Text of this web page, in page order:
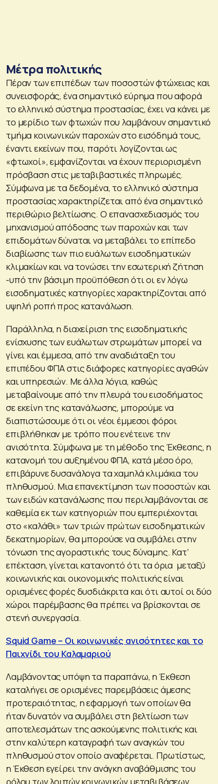
Μέτρα πολιτικής
Πέραν των επιπέδων των ποσοστών φτώχειας και
συνεισφοράς, ένα σημαντικό εύρημα που αφορά
το ελληνικό σύστημα προστασίας, έχει να κάνει με
το μερίδιο των φτωχών που λαμβάνουν σημαντικό
τμήμα κοινωνικών παροχών στο εισόδημά τους,
έναντι εκείνων που, παρότι λογίζονται ως
«φτωχοί», εμφανίζονται να έχουν περιορισμένη
πρόσβαση στις μεταβιβαστικές πληρωμές.
Σύμφωνα με τα δεδομένα, το ελληνικό σύστημα
προστασίας χαρακτηρίζεται από ένα σημαντικό
περιθώριο βελτίωσης. Ο επανασχεδιασμός του
μηχανισμού απόδοσης των παροχών και των
επιδομάτων δύναται να μεταβάλει το επίπεδο
διαβίωσης των πιο ευάλωτων εισοδηματικών
κλιμακίων και να τονώσει την εσωτερική ζήτηση
-υπό την βάσιμη προϋπόθεση ότι οι εν λόγω
εισοδηματικές κατηγορίες χαρακτηρίζονται από
υψηλή ροπή προς κατανάλωση.
Παράλληλα, η διαχείριση της εισοδηματικής
ενίσχυσης των ευάλωτων στρωμάτων μπορεί να
γίνει και έμμεσα, από την αναδιάταξη του
επιπέδου ΦΠΑ στις διάφορες κατηγορίες αγαθών
και υπηρεσιών. Με άλλα λόγια, καθώς
μεταβαίνουμε από την πλευρά του εισοδήματος
σε εκείνη της κατανάλωσης, μπορούμε να
διαπιστώσουμε ότι οι νέοι έμμεσοι φόροι
επιβλήθηκαν με τρόπο που ενέτεινε την
ανισότητα. Σύμφωνα με τη μέθοδο της Έκθεσης, η
κατανομή του αυξημένου ΦΠΑ, κατά μέσο όρο,
επιβάρυνε δυσανάλογα τα χαμηλά κλιμάκια του
πληθυσμού. Μια επανεκτίμηση των ποσοστών και
των ειδών κατανάλωσης που περιλαμβάνονται σε
καθεμία εκ των κατηγοριών που εμπεριέχονται
στο «καλάθι» των τριών πρώτων εισοδηματικών
δεκατημορίων, θα μπορούσε να συμβάλει στην
τόνωση της αγοραστικής τους δύναμης. Κατ’
επέκταση, γίνεται κατανοητό ότι τα όρια μεταξύ
κοινωνικής και οικονομικής πολιτικής είναι
ορισμένες φορές δυσδιάκριτα και ότι αυτοί οι δύο
χώροι παρέμβασης θα πρέπει να βρίσκονται σε
στενή συνεργασία.
Squid Game – Οι κοινωνικές ανισότητες και το
Παιχνίδι του Καλαμαριού
Λαμβάνοντας υπόψη τα παραπάνω, η Έκθεση
καταλήγει σε ορισμένες παρεμβάσεις άμεσης
προτεραιότητας, η εφαρμογή των οποίων θα
ήταν δυνατόν να συμβάλει στη βελτίωση των
αποτελεσμάτων της ασκούμενης πολιτικής και
στην καλύτερη καταγραφή των αναγκών του
πληθυσμού στον οποίο αναφέρεται. Πρωτίστως,
η Έκθεση εγείρει την ανάγκη αναβάθμισης του
ρόλου των λοιπών κοινωνικών μεταβιβάσεων